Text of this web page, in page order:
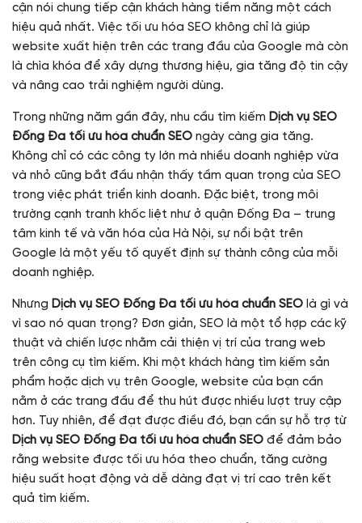
cận nói chung tiếp cận khách hàng tiềm năng một cách
hiệu quả nhất. Việc tối ưu hóa SEO không chỉ là giúp
website xuất hiện trên các trang đầu của Google mà còn
là chìa khóa để xây dựng thương hiệu, gia tăng độ tin cậy
và nâng cao trải nghiệm người dùng.
Trong những năm gần đây, nhu cầu tìm kiếm Dịch vụ SEO
Đống Đa tối ưu hóa chuẩn SEO ngày càng gia tăng.
Không chỉ có các công ty lớn mà nhiều doanh nghiệp vừa
và nhỏ cũng bắt đầu nhận thấy tầm quan trọng của SEO
trong việc phát triển kinh doanh. Đặc biệt, trong môi
trường cạnh tranh khốc liệt như ở quận Đống Đa – trung
tâm kinh tế và văn hóa của Hà Nội, sự nổi bật trên
Google là một yếu tố quyết định sự thành công của mỗi
doanh nghiệp.
Nhưng Dịch vụ SEO Đống Đa tối ưu hóa chuẩn SEO là gì và
vì sao nó quan trọng? Đơn giản, SEO là một tổ hợp các kỹ
thuật và chiến lược nhằm cải thiện vị trí của trang web
trên công cụ tìm kiếm. Khi một khách hàng tìm kiếm sản
phẩm hoặc dịch vụ trên Google, website của bạn cần
nằm ở các trang đầu để thu hút được nhiều lượt truy cập
hơn. Tuy nhiên, để đạt được điều đó, bạn cần sự hỗ trợ từ
Dịch vụ SEO Đống Đa tối ưu hóa chuẩn SEO để đảm bảo
rằng website được tối ưu hóa theo chuẩn, tăng cường
hiệu suất hoạt động và dễ dàng đạt vị trí cao trên kết
quả tìm kiếm.